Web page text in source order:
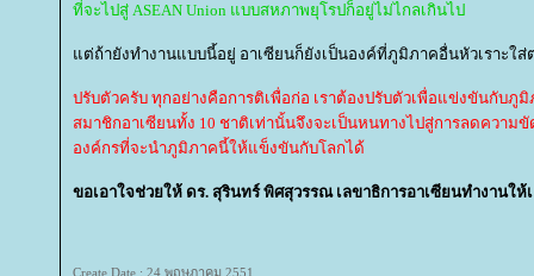
ที่จะไปสู่ ASEAN Union แบบสหภาพยุโรปก็อยู่ไม่ไกลเกินไป
ต่ถ้ายังทำงานแบบนี้อยู่ อาเซียนก็ยังเป็นองค์ที่ภูมิภาคอื่นหัวเราะใส่
ปรับตัวครับ ทุกอย่างคือการติเพื่อก่อ เราต้องปรับตัวเพื่อแข่งขันกับภู
สมาชิกอาเซียนทั้ง 10 ชาติเท่านั้นจึงจะเป็นหนทางไปสู่การลดความ
องค์กรที่จะนำภูมิภาคนี้ให้แข็งขันกับโลกได้
ขอเอาใจช่วยให้ ดร. สุรินทร์ พิศสุวรรณ เลขาธิการอาเซียนทำงานให้
Create Date : 24 พฤษภาคม 2551